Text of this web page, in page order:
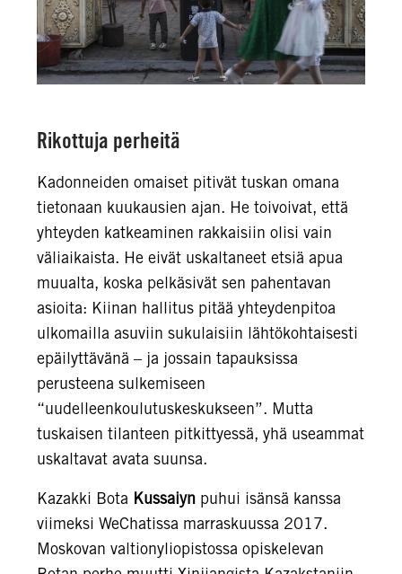
Rikottuja perheitä
Kadonneiden omaiset pitivät tuskan omana
tietonaan kuukausien ajan. He toivoivat, että
yhteyden katkeaminen rakkaisiin olisi vain
väliaikaista. He eivät uskaltaneet etsiä apua
muualta, koska pelkäsivät sen pahentavan
asioita: Kiinan hallitus pitää yhteydenpitoa
ulkomailla asuviin sukulaisiin lähtökohtaisesti
epäilyttävänä – ja jossain tapauksissa
perusteena sulkemiseen
“uudelleenkoulutuskeskukseen”. Mutta
tuskaisen tilanteen pitkittyessä, yhä useammat
uskaltavat avata suunsa.
Kazakki Bota Kussaiyn puhui isänsä kanssa
viimeksi WeChatissa marraskuussa 2017.
Moskovan valtionyliopistossa opiskelevan